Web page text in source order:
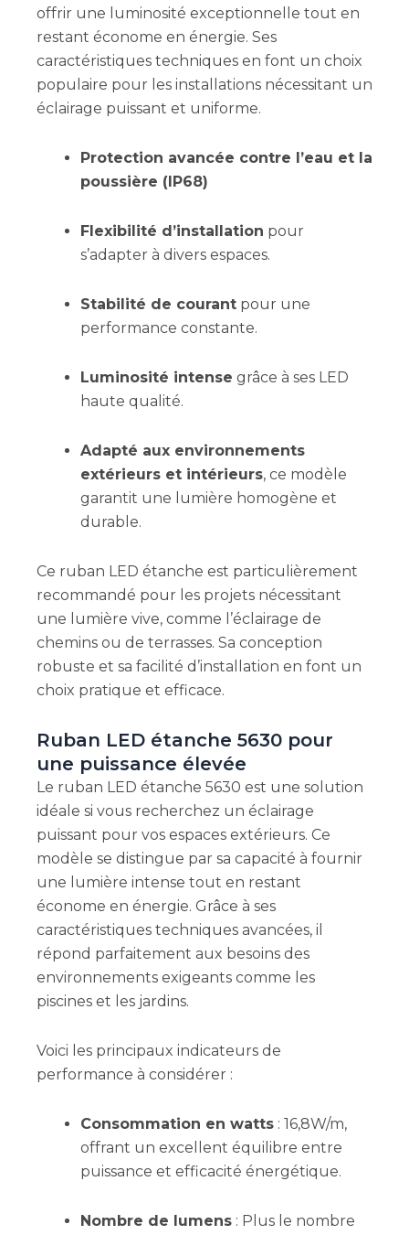
offrir une luminosité exceptionnelle tout en
restant économe en énergie. Ses
caractéristiques techniques en font un choix
populaire pour les installations nécessitant un
éclairage puissant et uniforme.
Protection avancée contre l’eau et la
poussière (IP68)
Flexibilité d’installation pour
s’adapter à divers espaces.
Stabilité de courantpour une
performance constante.
Luminosité intense grâce à ses LED
haute qualité.
Adapté aux environnements
extérieurs et intérieurs, ce modèle
garantit une lumière homogène et
durable.
Ce ruban LED étanche est particulièrement
recommandé pour les projets nécessitant
une lumière vive, comme l’éclairage de
chemins ou de terrasses. Sa conception
robuste et sa facilité d’installation en font un
choix pratique et efficace.
Ruban LED étanche 5630 pour
une puissance élevée
Le ruban LED étanche 5630 est une solution
idéale si vous recherchez un éclairage
puissant pour vos espaces extérieurs. Ce
modèle se distingue par sa capacité à fournir
une lumière intense tout en restant
économe en énergie. Grâce à ses
caractéristiques techniques avancées, il
répond parfaitement aux besoins des
environnements exigeants comme les
piscines et les jardins.
Voici les principaux indicateurs de
performance à considérer :
Consommation en watts: 16,8W/m,
offrant un excellent équilibre entre
puissance et efficacité énergétique.
Nombre de lumens: Plus le nombre